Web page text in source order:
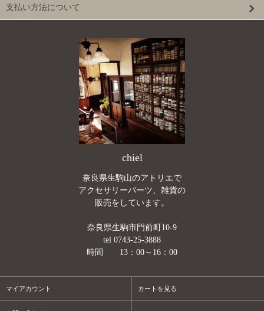
支払い方法について
chiel
奈良県生駒山のアトリエで
アクセサリーパーツ、雑貨の
販売をしています。
奈良県生駒市門前町10-9
tel 0743-25-3888
時間 13：00～16：00
マイアカウント カートを見る